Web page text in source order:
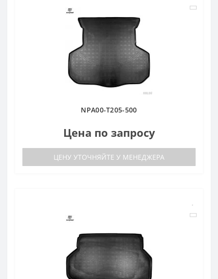
NPA00-T205-500
Цена по запросу
ЦЕНУ УТОЧНЯЙТЕ У МЕНЕДЖЕРА